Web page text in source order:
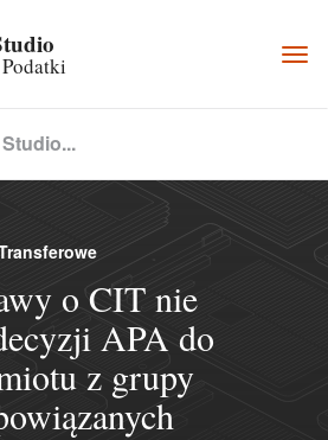
for results.
o CIT nie
APA do
z grupy